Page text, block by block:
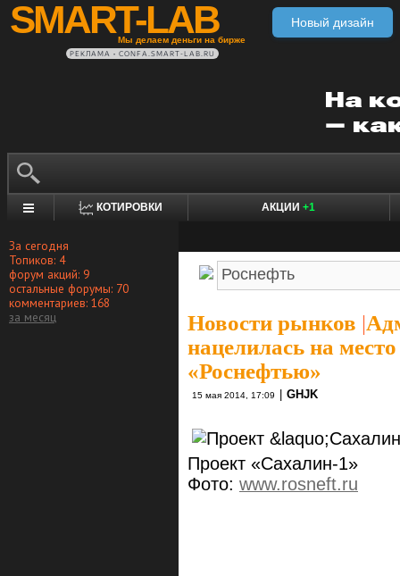
SMART-LAB
Мы делаем деньги на бирже
Новый дизайн
РЕКЛАМА • CONFA.SMART-LAB.RU
КОТИРОВКИ АКЦИИ +1
За сегодня
Топиков: 4
форум акций: 9
остальные форумы: 70
комментариев: 168
за месяц
Новости рынков |
нацелилась на
«Роснефтью»
15 мая 2014, 17:09 GHJK
Проект «Сахалин-1»
Фото: www.rosneft.ru